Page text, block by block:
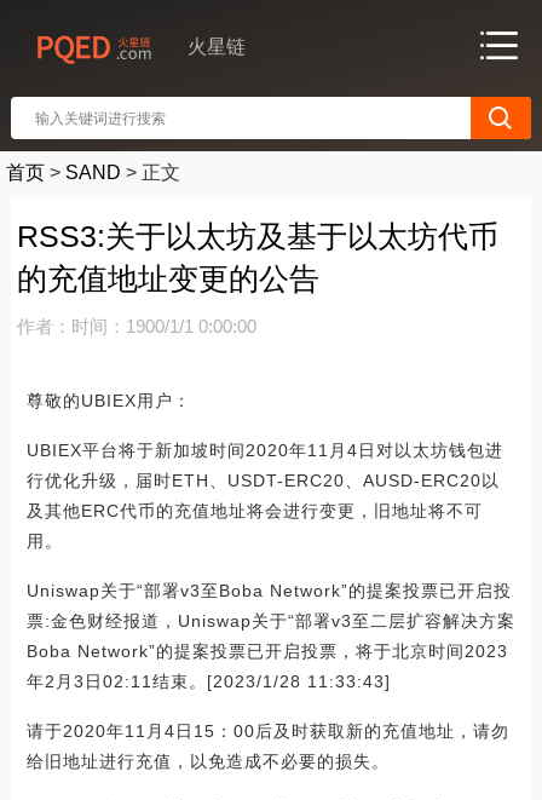
火星链
首页 > SAND > 正文
RSS3:关于以太坊及基于以太坊代币
的充值地址变更的公告
作者： 时间：1900/1/1 0:00:00
尊敬的UBIEX用户：
UBIEX平台将于新加坡时间2020年11月4日对以太坊钱包进
行优化升级，届时ETH、USDT-ERC20、AUSD-ERC20以
及其他ERC代币的充值地址将会进行变更，旧地址将不可
用。
Uniswap关于“部署v3至Boba Network”的提案投票已开启投
票:金色财经报道，Uniswap关于“部署v3至二层扩容解决方案
Boba Network”的提案投票已开启投票，将于北京时间2023
年2月3日02:11结束。[2023/1/28 11:33:43]
请于2020年11月4日15：00后及时获取新的充值地址，请勿
给旧地址进行充值，以免造成不必要的损失。